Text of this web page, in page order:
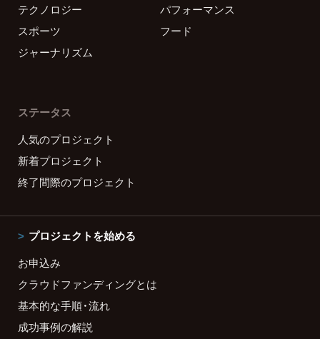
テクノロジー
パフォーマンス
スポーツ
フード
ジャーナリズム
ステータス
人気のプロジェクト
新着プロジェクト
終了間際のプロジェクト
プロジェクトを始める
お申込み
クラウドファンディングとは
基本的な手順・流れ
成功事例の解説